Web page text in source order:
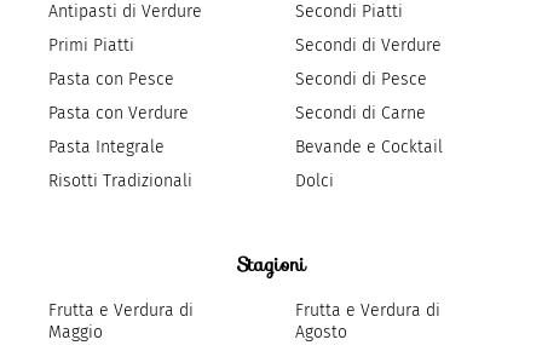
Antipasti di Verdure
Primi Piatti
Pasta con Pesce
Pasta con Verdure
Pasta Integrale
Risotti Tradizionali
Secondi Piatti
Secondi di Verdure
Secondi di Pesce
Secondi di Carne
Bevande e Cocktail
Dolci
Stagioni
Frutta e Verdura di
Maggio
Frutta e Verdura di
Agosto